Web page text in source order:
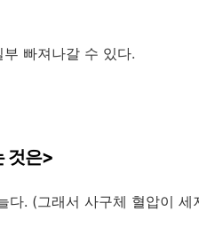
빠져나갈 수 있다.
것은>
다. (그래서 사구체 혈압이